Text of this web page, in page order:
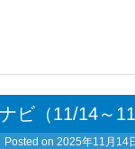
ビ（11/14～
Posted on 2025年11月14